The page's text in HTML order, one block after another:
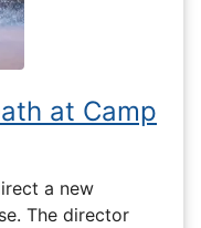
at Camp
a new
The director